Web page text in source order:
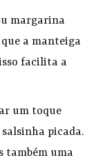
margarina
a manteiga
facilita a
um toque
picada.
também uma